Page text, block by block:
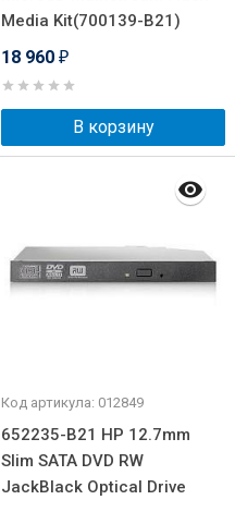
Media Kit(700139-B21)
18 960 ₽
В корзину
Код артикула: 012849
652235-B21 HP 12.7mm
Slim SATA DVD RW
JackBlack Optical Drive